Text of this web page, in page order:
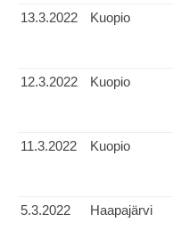
13.3.2022
Kuopio
12.3.2022
Kuopio
11.3.2022
Kuopio
5.3.2022
Haapajärvi